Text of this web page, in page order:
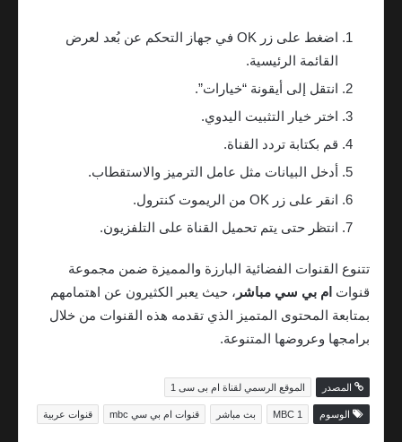
اضغط على زر OK في جهاز التحكم عن بُعد لعرض
القائمة الرئيسية.
انتقل إلى أيقونة “خيارات”.
اختر خيار التثبيت اليدوي.
قم بكتابة تردد القناة.
أدخل البيانات مثل عامل الترميز والاستقطاب.
انقر على زر OK من الريموت كنترول.
انتظر حتى يتم تحميل القناة على التلفزيون.
تتنوع القنوات الفضائية البارزة والمميزة ضمن مجموعة
قنوات ام بي سي مباشر ، حيث يعبر الكثيرون عن اهتمامهم
بمتابعة المحتوى المتميز الذي تقدمه هذه القنوات من خلال
برامجها وعروضها المتنوعة.
المصدر الموقع الرسمي لقناة ام بى سى 1
الوسوم MBC 1 بث مباشر قنوات ام بي سي mbc قنوات عربية